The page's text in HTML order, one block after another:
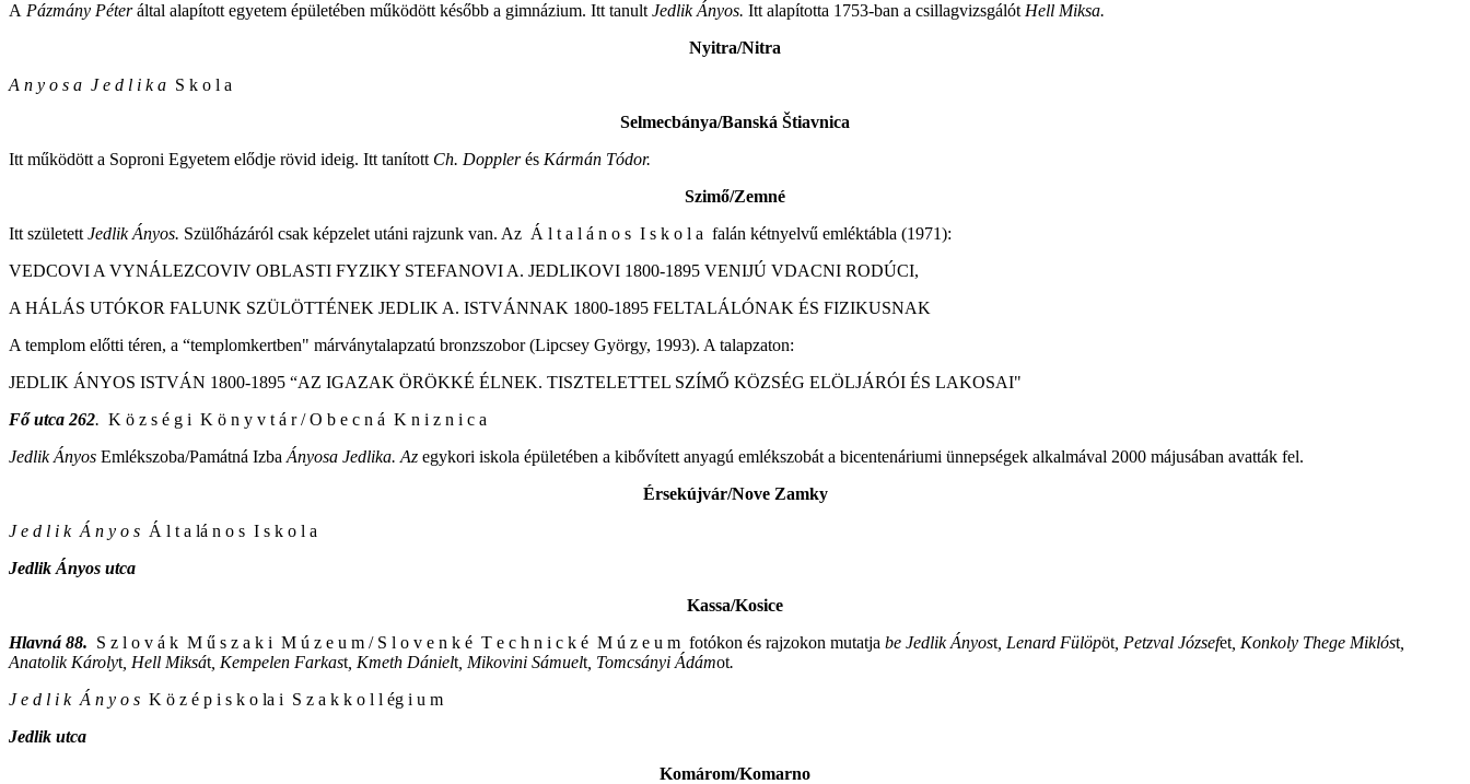
A Pázmány Péteráltal alapított egyetem épületében működött később a gimnázium. Itt tanult Jedlik Ányos. Itt alapította 1753-ban a csillagvizsgálót Hell Miksa.
Nyitra/Nitra
A n y o s a J e d l i k a S k o l a
Selmecbánya/Banská Štiavnica
Itt működött a Soproni Egyetem elődje rövid ideig. Itt tanított Ch. Dopplerés Kármán Tódor.
Szimő/Zemné
Itt született Jedlik Ányos. Szülőházáról csak képzelet utáni rajzunk van. Az Á l t a l á n o s I s k o l a falán kétnyelvű emléktábla (1971):
VEDCOVI A VYNÁLEZCOVIV OBLASTI FYZIKY STEFANOVI A. JEDLIKOVI 1800-1895 VENIJÚ VDACNI RODÚCI,
A HÁLÁS UTÓKOR FALUNK SZÜLÖTTÉNEK JEDLIK A. ISTVÁNNAK 1800-1895 FELTALÁLÓNAK ÉS FIZIKUSNAK
A templom előtti téren, a “templomkertben" márványtalapzatú bronzszobor (Lipcsey György, 1993). A talapzaton:
JEDLIK ÁNYOS ISTVÁN 1800-1895 “AZ IGAZAK ÖRÖKKÉ ÉLNEK. TISZTELETTEL SZÍMŐ KÖZSÉG ELÖLJÁRÓI ÉS LAKOSAI"
Fő utca 262. K ö z s é g i K ö n y v t á r / O b e c n á K n i z n i c a
Jedlik Ányos Emlékszoba/Památná Izba Ányosa Jedlika. Az egykori iskola épületében a kibővített anyagú emlékszobát a bicentenáriumi ünnepségek alkalmával 2000 májusában avatták fel.
Érsekújvár/Nove Zamky
J e d l i k Á n y o s Á l t a lá n o s I s k o l a
Jedlik Ányos utca
Kassa/Kosice
Hlavná 88. S z l o v á k M ű s z a k i M ú z e u m / S l o v e n k é T e c h n i c k é M ú z e u m fotókon és rajzokon mutatja be Jedlik Ányost , Lenard Fülöpöt , Petzval Józsefet , Konkoly Thege Miklóst
Anatolik Károlyt , Hell Miksát , Kempelen Farkast , Kmeth Dánielt , Mikovini Sámuelt , Tomcsányi Ádámot.
J e d l i k Á n y o s K ö z é p i s k o la i S z a k k o l l ég i u m
Jedlik utca
Komárom/Komarno